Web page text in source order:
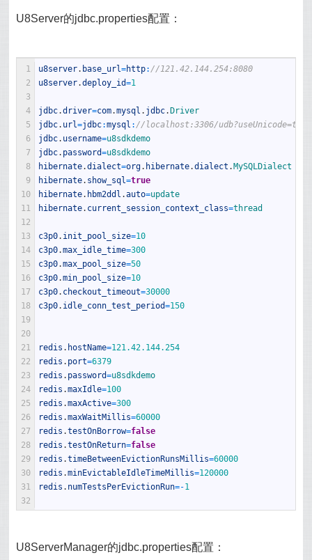
U8Server的jdbc.properties配置：
1
2
3
4
5
6
7
8
9
10
11
12
13
14
15
16
17
18
19
20
21
22
23
24
25
26
27
28
29
30
31
32
u8server. base_url=http: //121.42.144.254:8080
u8server.deploy_id=1
jdbc.driver=com.mysql . jdbc. Driver
jdbc. url=jdbc:mysql : //localhost:3306/
jdbc. username=u8sdkdemo
jdbc. password=u8sdkdemo
hibernate.dialect=org. hibernate.dialect . MySQLDialect
hibernate. show_sql=true
hibernate. hbm2ddl .auto=update
hibernate. current_session_context_class=thread
c3p0. init_pool_size=10
c3p0.max_idle_time=300
c3p0.max_pool_size=50
c3p0.min_pool_size=10
c3p0. checkout_timeout=30000
c3p0. idle_conn_test_period=150
redis . hostName=121.42.144.254
redis . port=6379
redis . password=u8sdkdemo
redis .maxIdle=100
redis .maxActive=300
redis .maxWaitMillis=60000
redis .testOnBorrow=false
redis .testOnReturn=false
redis .timeBetweenEvictionRunsMillis=60000
redis .minEvictableIdleTimeMillis=120000
redis . numTestsPerEvictionRun=-1
U8ServerManager的jdbc.properties配置：